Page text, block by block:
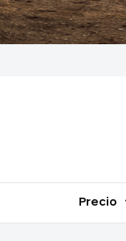
Precio